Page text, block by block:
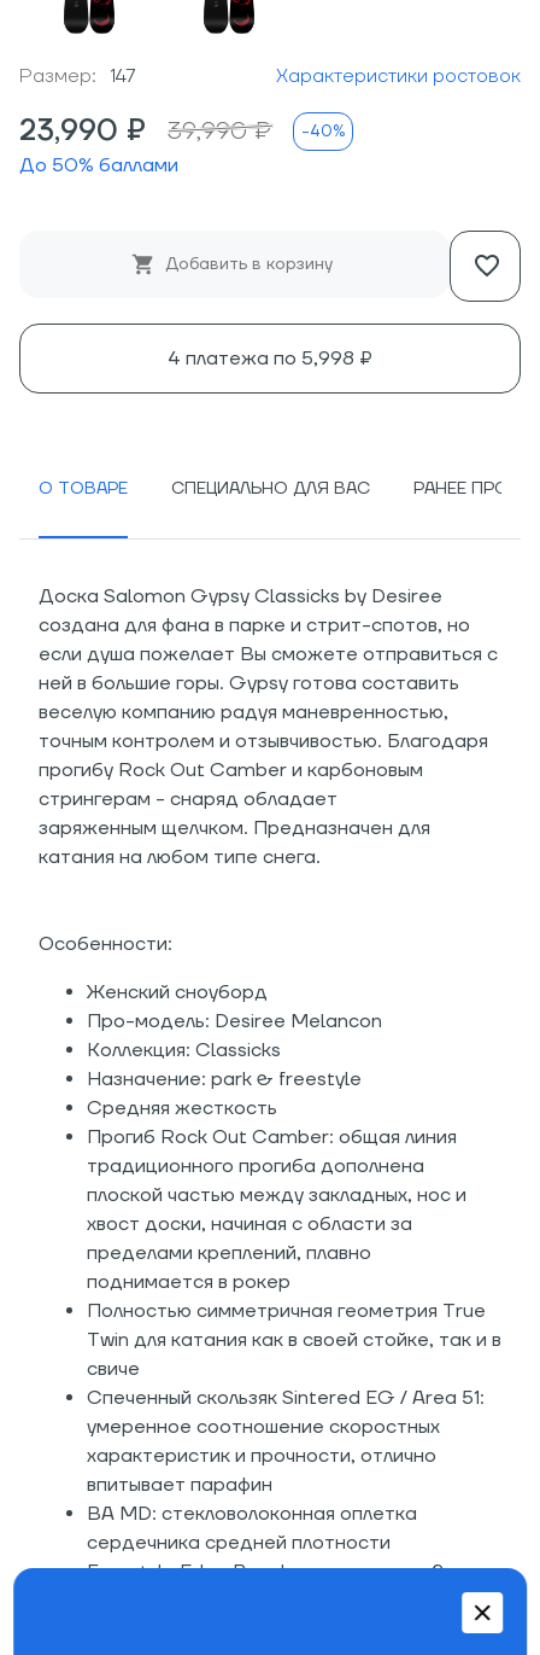
Размер: 147 Характеристики ростовок
23,990 ₽ 39,990 ₽ -40%
До 50% баллами
Добавить в корзину
4 платежа по 5,998 ₽
О ТОВАРЕ СПЕЦИАЛЬНО ДЛЯ ВАС РАНЕЕ
Доска Salomon Gypsy Classicks by Desiree
создана для фана в парке и стрит-спотов, но
если душа пожелает Вы сможете отправиться с
ней в большие горы. Gypsy готова составить
веселую компанию радуя маневренностью,
точным контролем и отзывчивостью. Благодаря
прогибу Rock Out Camber и карбоновым
стрингерам - снаряд обладает
заряженным щелчком. Предназначен для
катания на любом типе снега.
Особенности:
Женский сноуборд
Про-модель: Desiree Melancon
Коллекция: Classicks
Назначение: park & freestyle
Средняя жесткость
Прогиб Rock Out Camber: общая линия
традиционного прогиба дополнена
плоской частью между закладных, нос и
хвост доски, начиная с области за
пределами креплений, плавно
поднимается в рокер
Полностью симметричная геометрия True
Twin для катания как в своей стойке, так и в
свиче
Спеченный скользяк Sintered EG / Area 51:
умеренное соотношение скоростных
характеристик и прочности, отлично
впитывает парафин
BA MD: стекловолоконная оплетка
сердечника средней плотности
Freestyle Edge Bevel: скошенные на 2
градуса канты в области контактных точек
за пределами закладных и на 3 градуса